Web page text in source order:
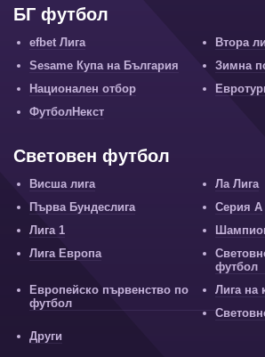
БГ футбол
efbet Лига
Втора
Sesame Купа на България
Зимна
Национален отбор
ФутболНекст
Световен футбол
Висша лига
Ла Лига
Първа Бундеслига
Серия А
Лига 1
Лига Европа
футбол
Европейско първенство по
футбол
Лига на
Други